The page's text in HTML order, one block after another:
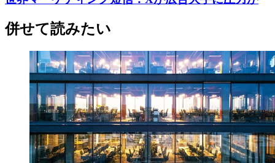
併せて読みたい